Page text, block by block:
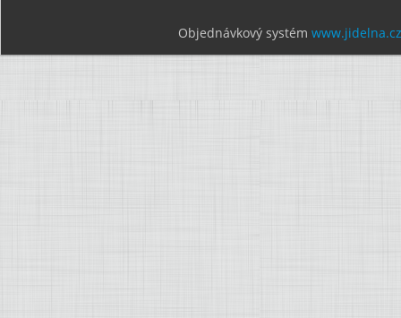
Objednávkový systém www.jidelna.cz